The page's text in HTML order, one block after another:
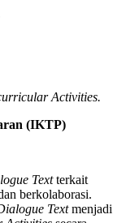
Activities.
(IKTP)
Textterkait
berkolaborasi.
Textmenjadi